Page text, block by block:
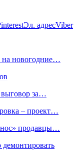
Эл. адресViber
на новогодние…
выговор за…
– проект…
нос» продавцы…